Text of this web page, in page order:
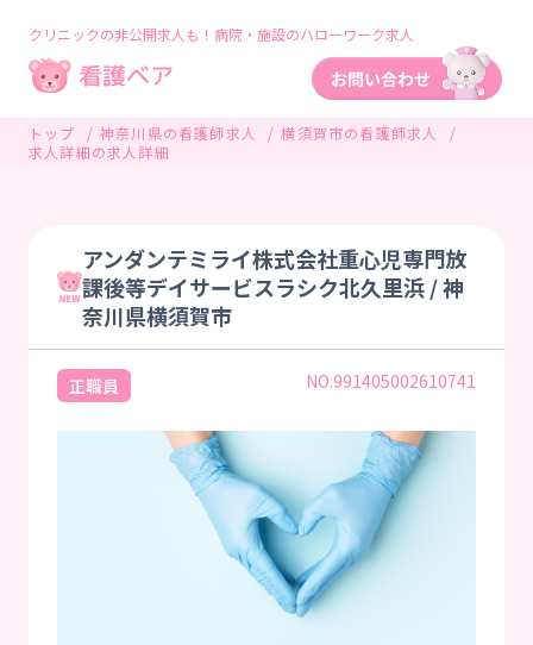
クリニックの非公開求人も！病院・施設のハローワーク求人
トップ 神奈川県の看護師求人
横須賀市の看護師求人
求人詳細の求人詳細
アンダンテミライ株式会社重心児専門放
課後等デイサービスラシク北久里浜 / 神
奈川県横須賀市
正職員 NO.991405002610741